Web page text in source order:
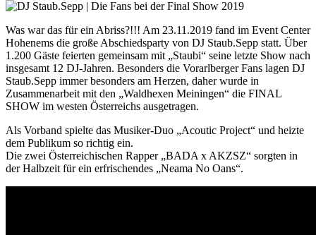
Was war das für ein Abriss?!!! Am 23.11.2019 fand im Event Center
Hohenems die große Abschiedsparty von DJ Staub.Sepp statt. Über
1.200 Gäste feierten gemeinsam mit „Staubi“ seine letzte Show nach
insgesamt 12 DJ-Jahren. Besonders die Vorarlberger Fans lagen DJ
Staub.Sepp immer besonders am Herzen, daher wurde in
Zusammenarbeit mit den „Waldhexen Meiningen“ die FINAL
SHOW im westen Österreichs ausgetragen.
Als Vorband spielte das Musiker-Duo „Acoutic Project“ und heizte
dem Publikum so richtig ein.
Die zwei Österreichischen Rapper „BADA x AKZSZ“ sorgten in
der Halbzeit für ein erfrischendes „Neama No Oans“.